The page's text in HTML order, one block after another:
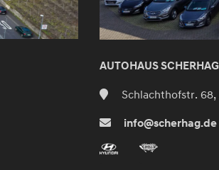
AUTOHAUS SCHERHAG
Schlachthofstr.
info@scherhag.de